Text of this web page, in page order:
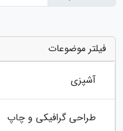
فیلتر موضوعات
آشپزی
طراحی گرافیکی و چاپ